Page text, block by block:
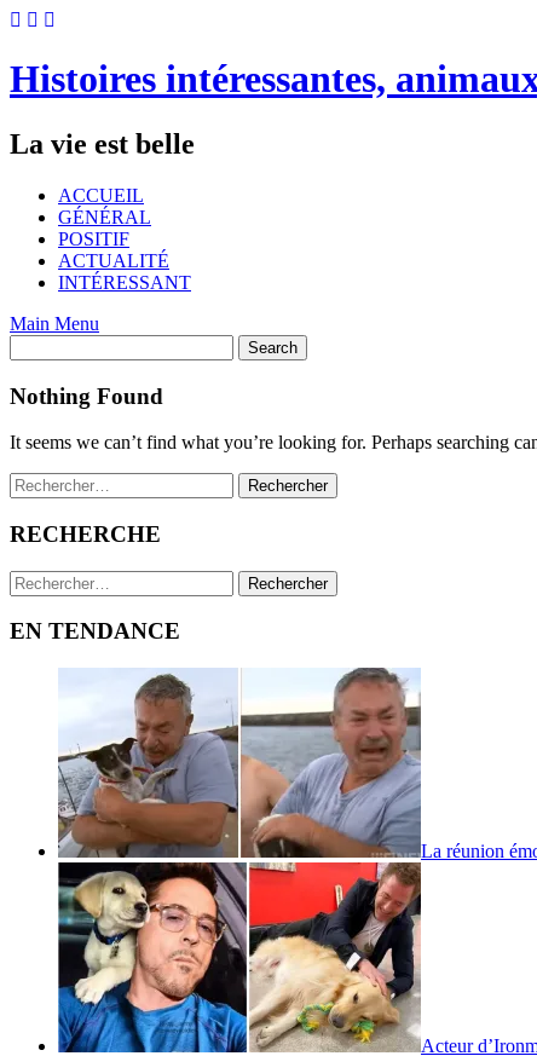
Skip
content
Histoires intéressantes,
La vie est belle
ACCUEIL
GÉNÉRAL
POSITIF
ACTUALITÉ
INTÉRESSANT
Main Menu
Nothing Found
It seems we can’t find what you’re looking for. Perhaps searching
Rechercher :
RECHERCHE
Rechercher :
EN TENDANCE
La réunion
Acteur